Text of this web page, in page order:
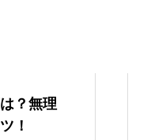
？無理
！